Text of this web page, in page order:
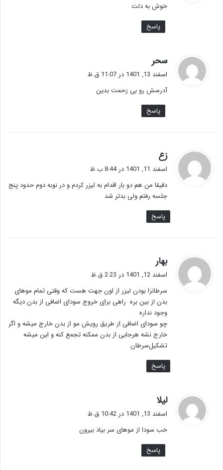
:
خوش به دلت
پاسخ
سحر
ف
:
اسفند 13, 1401 در 11:07 ق.ظ
آدرسش رو بی زحمت بدین
پاسخ
زع
:
اسفند 11, 1401 در 8:44 ب.ظ
دقیقا من هم دو بار اقدام به لیزر کردم و در نوبه دوم حدود پنج
جلسه رفتم ولی بدتر شد
پاسخ
بهار
ف
:
اسفند 12, 1401 در 2:23 ق.ظ
سرطانزا بودن لیزر از اون جهت هست که وقتی تمام موهای
بدن از بین بره ‌ راهی برای خروج سودای اضافی از بدن دیگه
وجود نداره
چو سودای اضافی از طریق رویش مو از بدن خارج ‌میشه‌ و اگر
‌‌خارج ‌نشه هرجایی از بدن ممکنه تجمع کنه و این میشه ‌
تشکیل‌سرطان‌
پاسخ
لیلا
اسفند 13, 1401 در 10:42 ق.ظ
خب سودا از موهای سر بیاد بیرون
پاسخ